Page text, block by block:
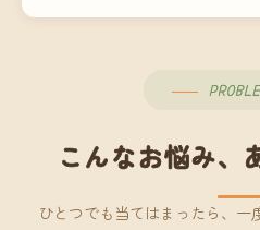
こんなお悩み、
ひとつでも当てはまったら、一